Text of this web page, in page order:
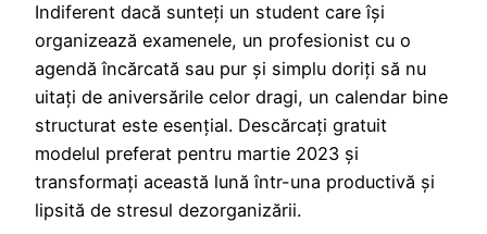
Indiferent dacă sunteți un student care își
organizează examenele, un profesionist cu o
agendă încărcată sau pur și simplu doriți să nu
uitați de aniversările celor dragi, un calendar bine
structurat este esențial. Descărcați gratuit
modelul preferat pentru martie 2023 și
transformați această lună într-una productivă și
lipsită de stresul dezorganizării.